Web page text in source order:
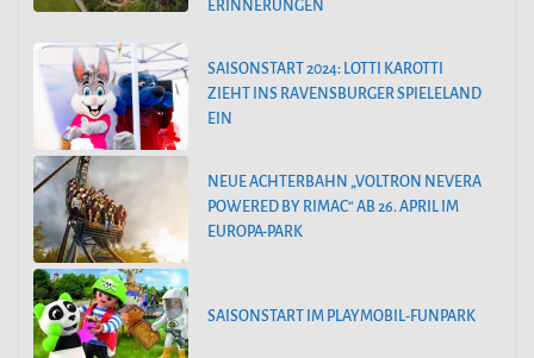
ERINNERUNGEN
SAISONSTART 2024: LOTTI KAROTTI
ZIEHT INS RAVENSBURGER SPIELELAND
EIN
NEUE ACHTERBAHN „VOLTRON NEVERA
POWERED BY RIMAC“ AB 26. APRIL IM
EUROPA-PARK
SAISONSTART IM PLAYMOBIL-FUNPARK